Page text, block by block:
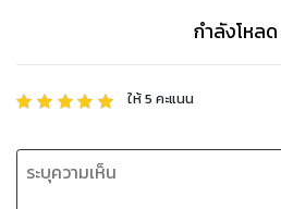
กำลังโหลด
ให้5 คะแนน